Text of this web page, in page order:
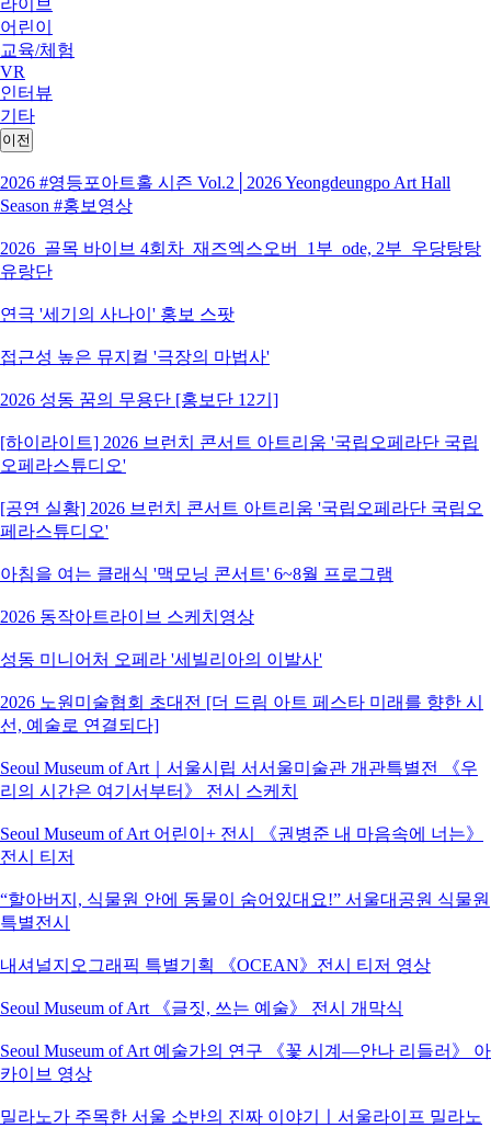
라이브
어린이
교육/체험
VR
인터뷰
기타
이전
2026 #영등포아트홀 시즌 Vol.2│2026 Yeongdeungpo Art Hall
Season #홍보영상
2026_골목 바이브 4회차_재즈엑스오버_1부_ode, 2부_우당탕탕
유랑단
연극 '세기의 사나이' 홍보 스팟
접근성 높은 뮤지컬 '극장의 마법사'
2026 성동 꿈의 무용단 [홍보단 12기]
[하이라이트] 2026 브런치 콘서트 아트리움 '국립오페라단 국립
오페라스튜디오'
[공연 실황] 2026 브런치 콘서트 아트리움 '국립오페라단 국립오
페라스튜디오'
아침을 여는 클래식 '맥모닝 콘서트' 6~8월 프로그램
2026 동작아트라이브 스케치영상
성동 미니어처 오페라 '세빌리아의 이발사'
2026 노원미술협회 초대전 [더 드림 아트 페스타 미래를 향한 시
선, 예술로 연결되다]
Seoul Museum of Art｜서울시립 서서울미술관 개관특별전 《우
리의 시간은 여기서부터》 전시 스케치
Seoul Museum of Art 어린이+ 전시 《권병준 내 마음속에 너는》
전시 티저
“할아버지, 식물원 안에 동물이 숨어있대요!” 서울대공원 식물원
특별전시
내셔널지오그래픽 특별기획 《OCEAN》전시 티저 영상
Seoul Museum of Art 《글짓, 쓰는 예술》 전시 개막식
Seoul Museum of Art 예술가의 연구 《꽃 시계―안나 리들러》 아
카이브 영상
밀라노가 주목한 서울 소반의 진짜 이야기ㅣ서울라이프 밀라노